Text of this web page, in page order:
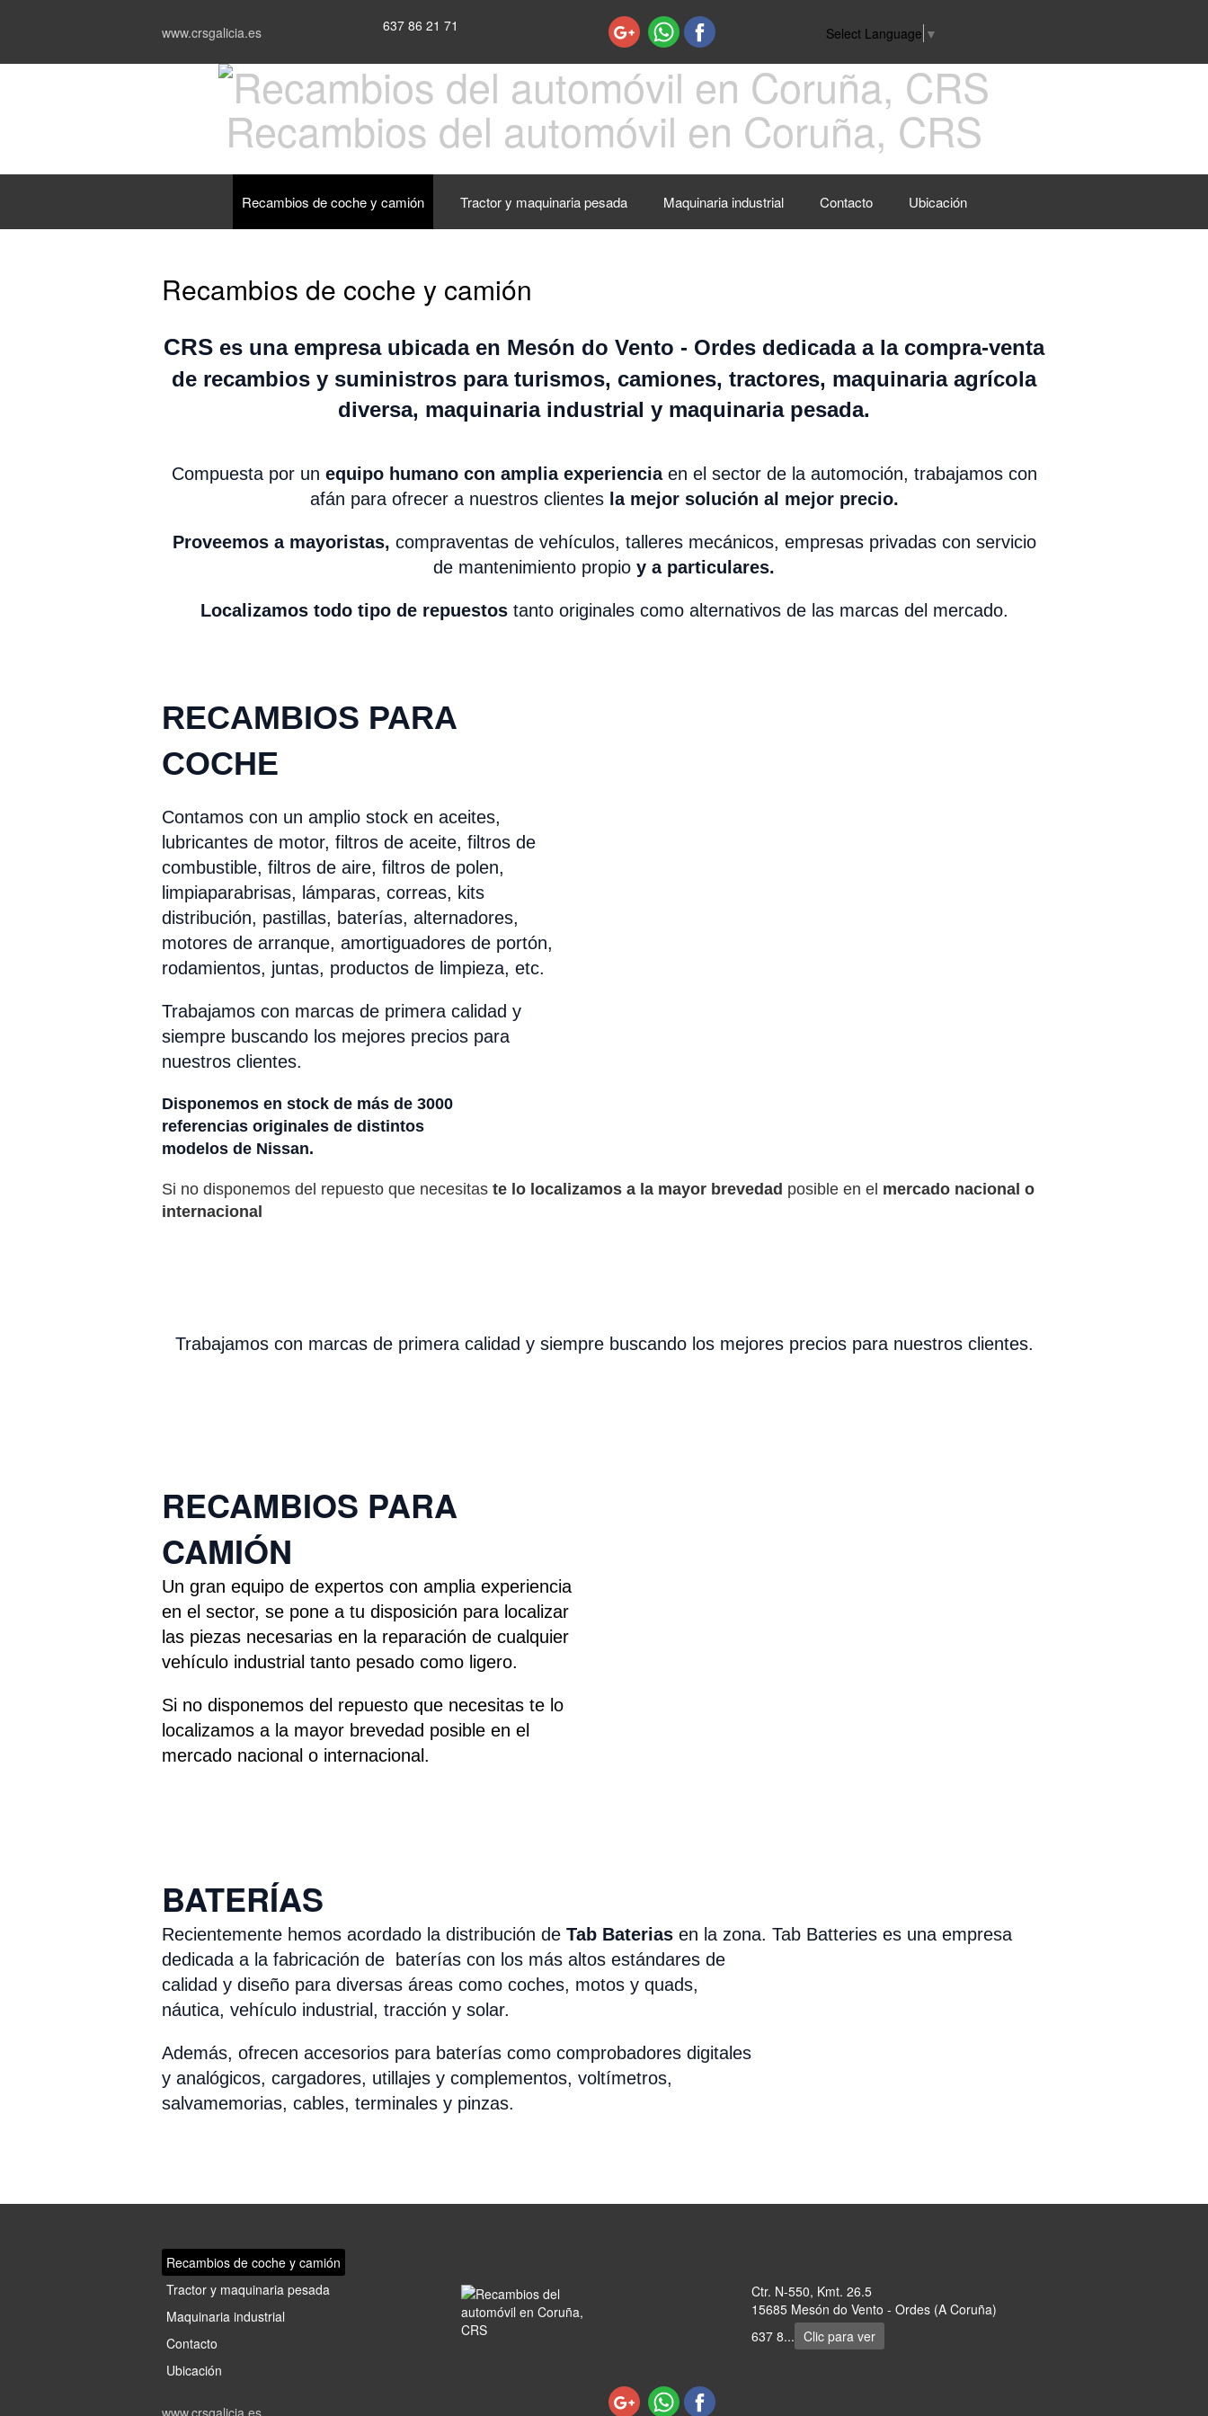
www.crsgalicia.es 637 86 21 71 Select Language ▼
Recambios del automóvil en Coruña, CRS
Recambios de coche y camión Tractor y maquinaria pesada Maquinaria industrial Contacto Ubicación
Recambios de coche y camión
CRS es una empresa ubicada en Mesón do Vento - Ordes dedicada a la compra-venta
de recambios y suministros para turismos, camiones, tractores, maquinaria agrícola
diversa, maquinaria industrial y maquinaria pesada.
Compuesta por un equipo humano con amplia experienciaen el sector de la automoción, trabajamos con
afán para ofrecer a nuestros clientes la mejor solución al mejor precio.
Proveemos a mayoristas, compraventas de vehículos, talleres mecánicos, empresas privadas con servicio
de mantenimiento propio y a particulares.
Localizamos todo tipo de repuestos tanto originales como alternativos de las marcas del mercado.
RECAMBIOS PARA
COCHE
Contamos con un amplio stock en aceites,
lubricantes de motor, filtros de aceite, filtros de
combustible, filtros de aire, filtros de polen,
limpiaparabrisas, lámparas, correas, kits
distribución, pastillas, baterías, alternadores,
motores de arranque, amortiguadores de portón,
rodamientos, juntas, productos de limpieza, etc.
Trabajamos con marcas de primera calidad y
siempre buscando los mejores precios para
nuestros clientes.
Disponemos en stock de más de 3000
referencias originales de distintos
modelos de Nissan.
Si no disponemos del repuesto que necesitas te lo localizamos a la mayor brevedad posible en el mercado nacional o
internacional
Trabajamos con marcas de primera calidad y siempre buscando los mejores precios para nuestros clientes.
RECAMBIOS PARA
CAMIÓN
Un gran equipo de expertos con amplia experiencia
en el sector, se pone a tu disposición para localizar
las piezas necesarias en la reparación de cualquier
vehículo industrial tanto pesado como ligero.
Si no disponemos del repuesto que necesitas te lo
localizamos a la mayor brevedad posible en el
mercado nacional o internacional.
BATERÍAS
Recientemente hemos acordado la distribución de Tab Baterias en la zona. Tab Batteries es una empresa
dedicada a la fabricación de baterías con los más altos estándares de
calidad y diseño para diversas áreas como coches, motos y quads,
náutica, vehículo industrial, tracción y solar.
Además, ofrecen accesorios para baterías como comprobadores digitales
y analógicos, cargadores, utillajes y complementos, voltímetros,
salvamemorias, cables, terminales y pinzas.
Recambios de coche y camión
Tractor y maquinaria pesada
Maquinaria industrial
Contacto
Ubicación
Ctr. N-550, Kmt. 26.5
15685 Mesón do Vento - Ordes (A Coruña)
637 8... Clic para ver